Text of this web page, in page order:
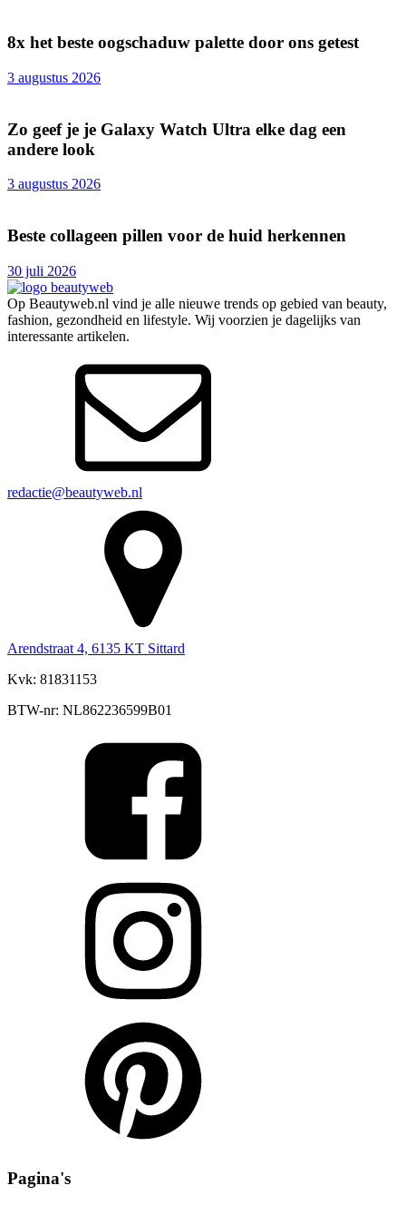
8x het beste oogschaduw palette door ons getest
3 augustus 2026
Zo geef je je Galaxy Watch Ultra elke dag een
andere look
3 augustus 2026
Beste collageen pillen voor de huid herkennen
30 juli 2026
Op Beautyweb.nl vind je alle nieuwe trends op gebied van beauty,
fashion, gezondheid en lifestyle. Wij voorzien je dagelijks van
interessante artikelen.
redactie@beautyweb.nl
Arendstraat 4, 6135 KT Sittard
Kvk: 81831153
BTW-nr: NL862236599B01
Pagina's